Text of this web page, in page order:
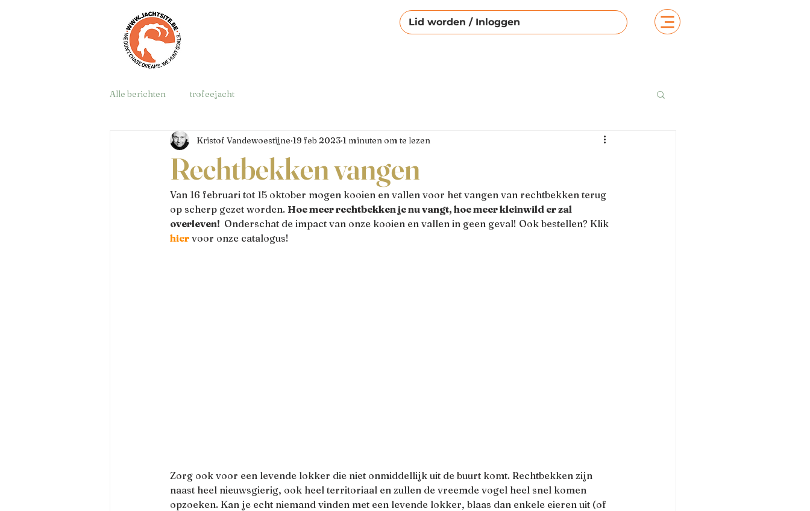
Lid worden / Inloggen
Alle berichten trofeejacht
Rechtbekken vangen
Kristof Vandewoestijne 19 feb 2023 1 minuten om te lezen
Van 16 februari tot 15 oktober mogen kooien en vallen voor het vangen van rechtbekken terug
op scherp gezet worden. Hoe meer rechtbekken je nu vangt, hoe meer kleinwild er zal
overleven! Onderschat de impact van onze kooien en vallen in geen geval! Ook bestellen? Klik
hier voor onze catalogus!
Zorg ook voor een levende lokker die niet onmiddellijk uit de buurt komt. Rechtbekken zijn
naast heel nieuwsgierig, ook heel territoriaal en zullen de vreemde vogel heel snel komen
opzoeken. Kan je echt niemand vinden met een levende lokker, blaas dan enkele eieren uit (of